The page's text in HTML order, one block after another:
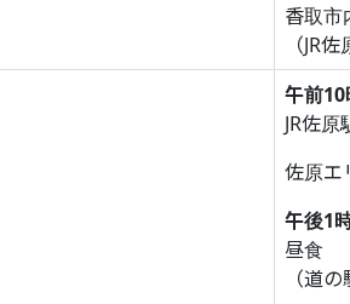
香取市
（JR
午前
JR佐原
佐原エ
午後1
昼食
（道